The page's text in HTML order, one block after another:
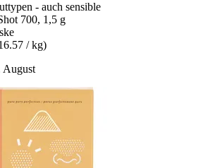
- auch sensible
700, 1,5 g
/ kg)
August